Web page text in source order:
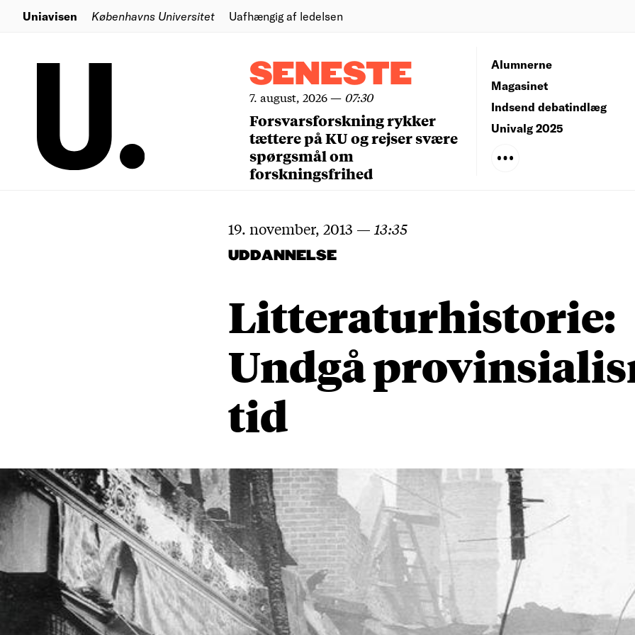
Uniavisen Københavns Universitet Uafhængig af ledelsen
SENESTE
7. august, 2026— 07:30
Forsvarsforskning rykker
tættere på KU og rejser svære
spørgsmål om
forskningsfrihed
Alumnerne
Magasinet
Indsend debatindlæg
Univalg 2025
19. november, 2013 — 13:35
UDDANNELSE
Litteraturhistorie:
Undgå
tid